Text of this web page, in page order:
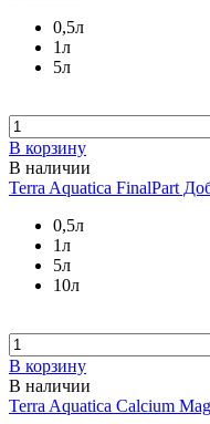
0,5л
1л
5л
В корзину
В наличии
Terra Aquatica FinalPart
0,5л
1л
5л
10л
В корзину
В наличии
Terra Aquatica Calcium